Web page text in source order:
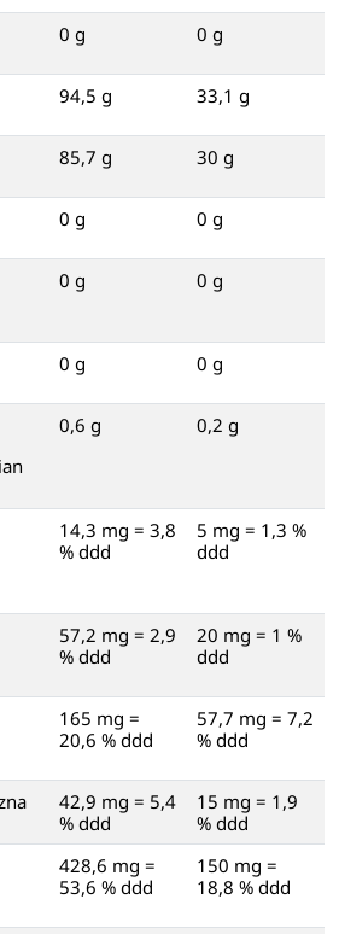
0 g 0 g
94,5 g 33,1 g
85,7 g 30 g
0 g 0 g
0 g 0 g
0 g 0 g
0,6 g 0,2 g
14,3 mg = 3,8
% ddd
5 mg = 1,3 %
ddd
57,2 mg = 2,9
% ddd
20 mg = 1 %
ddd
165 mg =
20,6 % ddd
57,7 mg = 7,2
% ddd
42,9 mg = 5,4
% ddd
15 mg = 1,9
% ddd
428,6 mg =
53,6 % ddd
150 mg =
18,8 % ddd